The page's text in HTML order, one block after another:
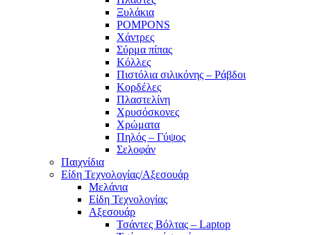
Ξυλάκια
POMPONS
Χάντρες
Σύρμα πίπας
Κόλλες
Πιστόλια σιλικόνης – Ράβδοι
Κορδέλες
Πλαστελίνη
Χρυσόσκονες
Χρώματα
Πηλός – Γύψος
Σελοφάν
Παιχνίδια
Είδη Τεχνολογίας/Αξεσουάρ
Μελάνια
Είδη Τεχνολογίας
Αξεσουάρ
Τσάντες Βόλτας – Laptop